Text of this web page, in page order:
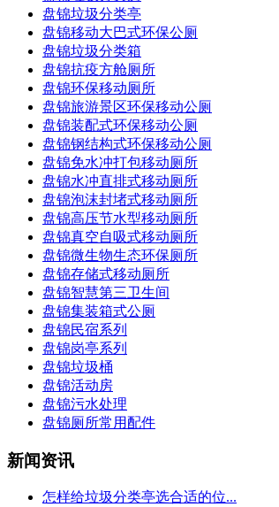
盘锦垃圾分类亭
盘锦移动大巴式环保公厕
盘锦垃圾分类箱
盘锦抗疫方舱厕所
盘锦环保移动厕所
盘锦旅游景区环保移动公厕
盘锦装配式环保移动公厕
盘锦钢结构式环保移动公厕
盘锦免水冲打包移动厕所
盘锦水冲直排式移动厕所
盘锦泡沫封堵式移动厕所
盘锦高压节水型移动厕所
盘锦真空自吸式移动厕所
盘锦微生物生态环保厕所
盘锦存储式移动厕所
盘锦智慧第三卫生间
盘锦集装箱式公厕
盘锦民宿系列
盘锦岗亭系列
盘锦垃圾桶
盘锦活动房
盘锦污水处理
盘锦厕所常用配件
新闻资讯
怎样给垃圾分类亭选合适的位...